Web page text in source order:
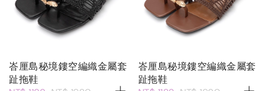
峇厘島秘境鏤空編織金屬套
趾拖鞋
峇厘島秘境鏤空編織金屬套
趾拖鞋